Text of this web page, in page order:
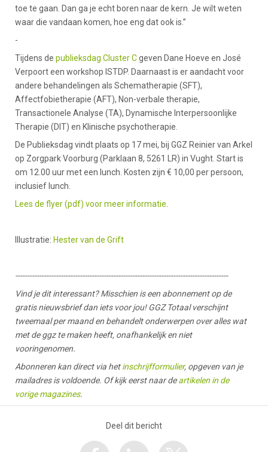
toe te gaan. Dan ga je echt boren naar de kern. Je wilt weten
waar die vandaan komen, hoe eng dat ook is.”
-
Tijdens de publieksdag Cluster Cgeven Dane Hoeve en José
Verpoort een workshop ISTDP. Daarnaast is er aandacht voor
andere behandelingen als Schematherapie (SFT),
Affectfobietherapie (AFT), Non-verbale therapie,
Transactionele Analyse (TA), Dynamische Interpersoonlijke
Therapie (DIT) en Klinische psychotherapie.
De Publieksdag vindt plaats op 17 mei, bij GGZ Reinier van Arkel
op Zorgpark Voorburg (Parklaan 8, 5261 LR) in Vught. Start is
om 12.00 uur met een lunch. Kosten zijn € 10,00 per persoon,
inclusief lunch.
Lees de flyer (pdf) voor meer informatie
Illustratie: Hester van de Grift
-----------------------------------------------------------------------------------------
Vind je dit interessant? Misschien is een abonnement op de
gratis nieuwsbrief dan iets voor jou! GGZ Totaal verschijnt
tweemaal per maand en behandelt onderwerpen over alles wat
met de ggz te maken heeft, onafhankelijk en niet
vooringenomen.
Abonneren kan direct via hetinschrijfformulier, opgeven van je
mailadres is voldoende. Of kijk eerst naar deartikelen in de
vorige magazines.
Deel dit bericht